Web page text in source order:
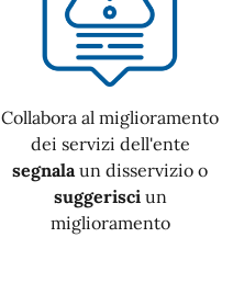
Collabora al miglioramento
dei servizi dell'ente
segnala un disservizio o
suggerisciun
miglioramento